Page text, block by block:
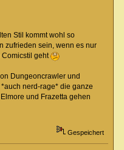
Stil kommt wohl so
zufrieden sein, wenn es nur
geht
Dungeoncrawler und
nerd-rage* die ganze
und Frazetta gehen
Gespeichert